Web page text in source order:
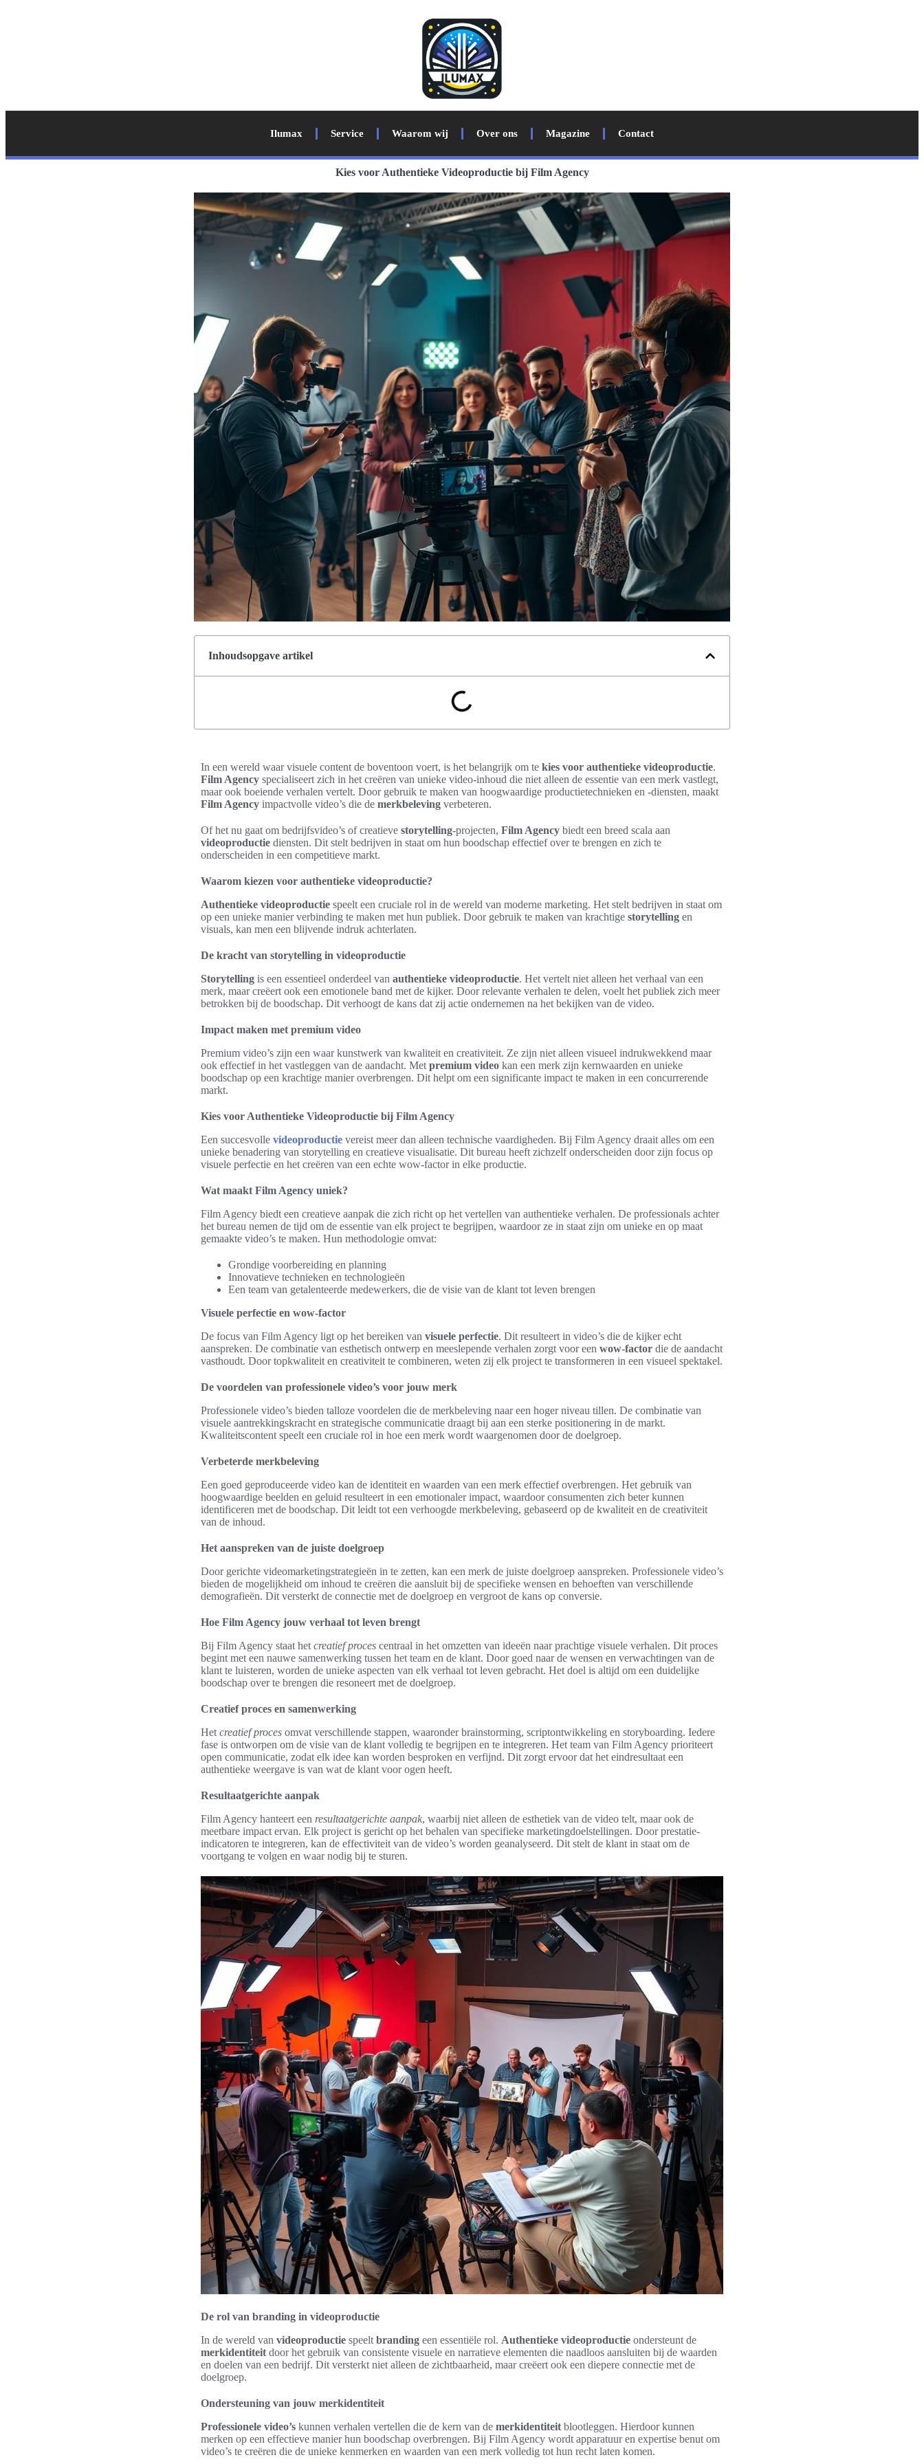
Ilumax Service Waarom wij Over ons Magazine Contact
Kies voor Authentieke Videoproductie bij Film Agency
Inhoudsopgave artikel
In een wereld waar visuele content de boventoon voert, is het belangrijk om te kies voor authentieke videoproductie.
Film Agency specialiseert zich in het creëren van unieke video-inhoud die niet alleen de essentie van een merk vastlegt,
maar ook boeiende verhalen vertelt. Door gebruik te maken van hoogwaardige productietechnieken en -diensten, maakt
Film Agency impactvolle video’s die de merkbeleving verbeteren.
Of het nu gaat om bedrijfsvideo’s of creatieve storytelling-projecten, Film Agency biedt een breed scala aan
videoproductie diensten. Dit stelt bedrijven in staat om hun boodschap effectief over te brengen en zich te
onderscheiden in een competitieve markt.
Waarom kiezen voor authentieke videoproductie?
Authentieke videoproductie speelt een cruciale rol in de wereld van moderne marketing. Het stelt bedrijven in staat om
op een unieke manier verbinding te maken met hun publiek. Door gebruik te maken van krachtige storytelling en
visuals, kan men een blijvende indruk achterlaten.
De kracht van storytelling in videoproductie
Storytelling is een essentieel onderdeel van authentieke videoproductie. Het vertelt niet alleen het verhaal van een
merk, maar creëert ook een emotionele band met de kijker. Door relevante verhalen te delen, voelt het publiek zich meer
betrokken bij de boodschap. Dit verhoogt de kans dat zij actie ondernemen na het bekijken van de video.
Impact maken met premium video
Premium video’s zijn een waar kunstwerk van kwaliteit en creativiteit. Ze zijn niet alleen visueel indrukwekkend maar
ook effectief in het vastleggen van de aandacht. Met premium video kan een merk zijn kernwaarden en unieke
boodschap op een krachtige manier overbrengen. Dit helpt om een significante impact te maken in een concurrerende
markt.
Kies voor Authentieke Videoproductie bij Film Agency
Een succesvolle videoproductie vereist meer dan alleen technische vaardigheden. Bij Film Agency draait alles om een
unieke benadering van storytelling en creatieve visualisatie. Dit bureau heeft zichzelf onderscheiden door zijn focus op
visuele perfectie en het creëren van een echte wow-factor in elke productie.
Wat maakt Film Agency uniek?
Film Agency biedt een creatieve aanpak die zich richt op het vertellen van authentieke verhalen. De professionals achter
het bureau nemen de tijd om de essentie van elk project te begrijpen, waardoor ze in staat zijn om unieke en op maat
gemaakte video’s te maken. Hun methodologie omvat:
Grondige voorbereiding en planning
Innovatieve technieken en technologieën
Een team van getalenteerde medewerkers, die de visie van de klant tot leven brengen
Visuele perfectie en wow-factor
De focus van Film Agency ligt op het bereiken van visuele perfectie. Dit resulteert in video’s die de kijker echt
aanspreken. De combinatie van esthetisch ontwerp en meeslepende verhalen zorgt voor een wow-factor die de aandacht
vasthoudt. Door topkwaliteit en creativiteit te combineren, weten zij elk project te transformeren in een visueel spektakel.
De voordelen van professionele video’s voor jouw merk
Professionele video’s bieden talloze voordelen die de merkbeleving naar een hoger niveau tillen. De combinatie van
visuele aantrekkingskracht en strategische communicatie draagt bij aan een sterke positionering in de markt.
Kwaliteitscontent speelt een cruciale rol in hoe een merk wordt waargenomen door de doelgroep.
Verbeterde merkbeleving
Een goed geproduceerde video kan de identiteit en waarden van een merk effectief overbrengen. Het gebruik van
hoogwaardige beelden en geluid resulteert in een emotionaler impact, waardoor consumenten zich beter kunnen
identificeren met de boodschap. Dit leidt tot een verhoogde merkbeleving, gebaseerd op de kwaliteit en de creativiteit
van de inhoud.
Het aanspreken van de juiste doelgroep
Door gerichte videomarketingstrategieën in te zetten, kan een merk de juiste doelgroep aanspreken. Professionele video’s
bieden de mogelijkheid om inhoud te creëren die aansluit bij de specifieke wensen en behoeften van verschillende
demografieën. Dit versterkt de connectie met de doelgroep en vergroot de kans op conversie.
Hoe Film Agency jouw verhaal tot leven brengt
Bij Film Agency staat het creatief proces centraal in het omzetten van ideeën naar prachtige visuele verhalen. Dit proces
begint met een nauwe samenwerking tussen het team en de klant. Door goed naar de wensen en verwachtingen van de
klant te luisteren, worden de unieke aspecten van elk verhaal tot leven gebracht. Het doel is altijd om een duidelijke
boodschap over te brengen die resoneert met de doelgroep.
Creatief proces en samenwerking
Het creatief proces omvat verschillende stappen, waaronder brainstorming, scriptontwikkeling en storyboarding. Iedere
fase is ontworpen om de visie van de klant volledig te begrijpen en te integreren. Het team van Film Agency prioriteert
open communicatie, zodat elk idee kan worden besproken en verfijnd. Dit zorgt ervoor dat het eindresultaat een
authentieke weergave is van wat de klant voor ogen heeft.
Resultaatgerichte aanpak
Film Agency hanteert een resultaatgerichte aanpak, waarbij niet alleen de esthetiek van de video telt, maar ook de
meetbare impact ervan. Elk project is gericht op het behalen van specifieke marketingdoelstellingen. Door prestatie-
indicatoren te integreren, kan de effectiviteit van de video’s worden geanalyseerd. Dit stelt de klant in staat om de
voortgang te volgen en waar nodig bij te sturen.
De rol van branding in videoproductie
In de wereld van videoproductie speelt branding een essentiële rol. Authentieke videoproductie ondersteunt de
merkidentiteit door het gebruik van consistente visuele en narratieve elementen die naadloos aansluiten bij de waarden
en doelen van een bedrijf. Dit versterkt niet alleen de zichtbaarheid, maar creëert ook een diepere connectie met de
doelgroep.
Ondersteuning van jouw merkidentiteit
Professionele video’s kunnen verhalen vertellen die de kern van de merkidentiteit blootleggen. Hierdoor kunnen
merken op een effectieve manier hun boodschap overbrengen. Bij Film Agency wordt apparatuur en expertise benut om
video’s te creëren die de unieke kenmerken en waarden van een merk volledig tot hun recht laten komen.